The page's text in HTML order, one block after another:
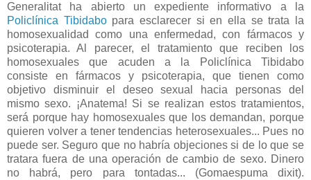
Generalitat ha abierto un expediente informativo a la
Policlínica Tibidabopara esclarecer si en ella se trata la
homosexualidad como una enfermedad, con fármacos y
psicoterapia. Al parecer, el tratamiento que reciben los
homosexuales que acuden a la Policlínica Tibidabo
consiste en fármacos y psicoterapia, que tienen como
objetivo disminuir el deseo sexual hacia personas del
mismo sexo. ¡Anatema! Si se realizan estos tratamientos,
será porque hay homosexuales que los demandan, porque
quieren volver a tener tendencias heterosexuales... Pues no
puede ser. Seguro que no habría objeciones si de lo que se
tratara fuera de una operación de cambio de sexo. Dinero
no habrá, pero para tontadas... (Gomaespuma dixit).